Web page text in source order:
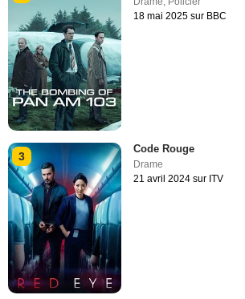
18 mai 2025 sur BBC
3
Code Rouge
Drame
21 avril 2024 sur ITV